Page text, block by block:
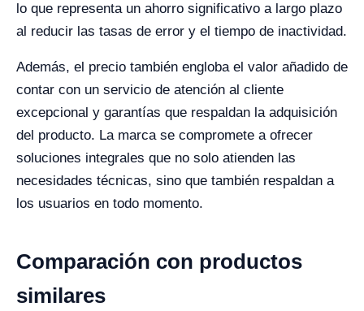
lo que representa un ahorro significativo a largo plazo
al reducir las tasas de error y el tiempo de inactividad.
Además, el precio también engloba el valor añadido de
contar con un servicio de atención al cliente
excepcional y garantías que respaldan la adquisición
del producto. La marca se compromete a ofrecer
soluciones integrales que no solo atienden las
necesidades técnicas, sino que también respaldan a
los usuarios en todo momento.
Comparación con productos
similares